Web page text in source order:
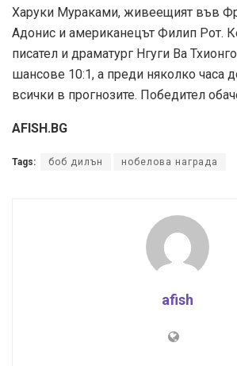
Харуки Мураками, живеещият във
Адонис и американецът Филип Рот.
писател и драматург Нгуги Ва
шансове 10:1, а преди няколко часа
всички в прогнозите. Победител
AFISH.BG
Tags: боб дилън нобелова награда
afish